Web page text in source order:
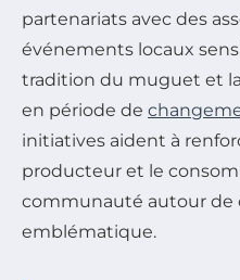
partenariats avec des
événements locaux
tradition du muguet et
en période de
initiatives aident à
producteur et le
communauté autour de
emblématique.